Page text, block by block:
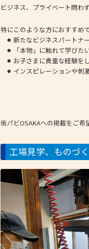
ビジネス、プライベート問わ
特にこのような方におすすめで
新たなビジネスパートナ
「本物」に触れて学びた
お子さまに貴重な経験を
インスピレーションや刺
街パビOSAKAへの掲載をご希
工場見学、ものづ